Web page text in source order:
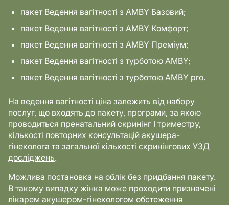
пакет Ведення вагітності з AMBY Базовий;
пакет Ведення вагітності з AMBY Комфорт;
пакет Ведення вагітності з AMBY Преміум;
пакет Ведення вагітності з турботою AMBY;
пакет Ведення вагітності з турботою AMBY pro.
На ведення вагітності ціна залежить від набору
послуг, що входять до пакету, програми, за якою
проводиться пренатальний скринінг І триместру,
кількості повторних консультацій акушера-
гінеколога та загальної кількості скринінгових УЗД
досліджень.
Можлива постановка на облік без придбання пакету.
В такому випадку жінка може проходити призначені
лікарем акушером-гінекологом обстеження